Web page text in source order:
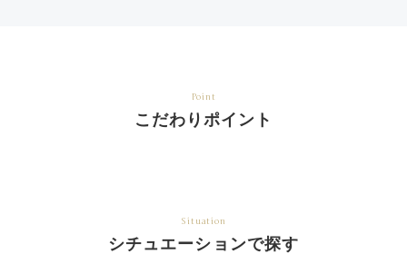
Point
こだわりポイント
Situation
シチュエーションで探す